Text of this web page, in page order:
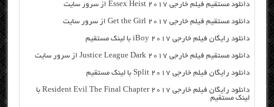
دانلود مستقیم فیلم خارجی Essex Heist 2017 از سرور سایت
دانلود مستقیم فیلم خارجی Get the Girl 2017 از سرور سایت
دانلود رایگان فیلم خارجی iBoy 2017 با لینک مستقیم
دانلود مستقیم فیلم خارجی Justice League Dark 2017 از سرور سایت
دانلود رایگان فیلم خارجی Split 2017 با لینک مستقیم
دانلود رایگان فیلم خارجی Resident Evil The Final Chapter 2017 با
لینک مستقیم